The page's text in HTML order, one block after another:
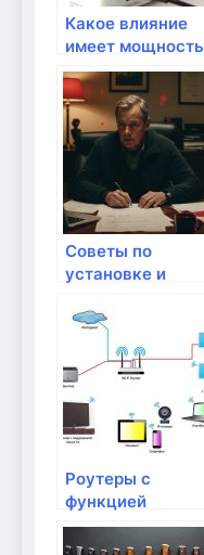
Какое влияние
имеет мощность
сигнала на
дальность
покрытия Wi-Fi
роутера?
Советы по
установке и
точки доступа
Роутеры с
функцией
улучшения
сигнала: как они